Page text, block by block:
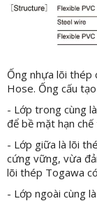
Ống nhựa lõi thép
Hose. Ống cấu
- Lớp trong cùng
để bề mặt hạn
- Lớp giữa là lõi
cứng vững, vừa
lõi thép Togawa
- Lớp ngoài cùng